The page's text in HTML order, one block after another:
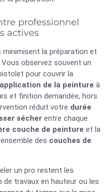
professionnel
actives
la préparation et
observez souvent un
pour couvrir la
application de la peinture à
et finition demandée, hors
réduit votre durée
sécher entre chaque
couche de peinture et la
des couches de
un pro restent les
travaux en hauteur ou les